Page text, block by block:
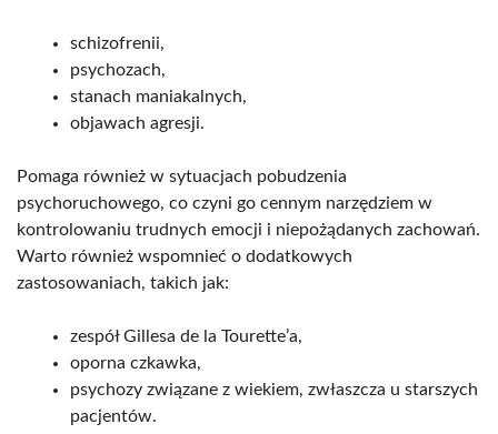
schizofrenii,
psychozach,
stanach maniakalnych,
objawach agresji.
Pomaga również w sytuacjach pobudzenia
psychoruchowego, co czyni go cennym narzędziem w
kontrolowaniu trudnych emocji i niepożądanych zachowań.
Warto również wspomnieć o dodatkowych
zastosowaniach, takich jak:
zespół Gillesa de la Tourette’a,
oporna czkawka,
psychozy związane z wiekiem, zwłaszcza u starszych
pacjentów.